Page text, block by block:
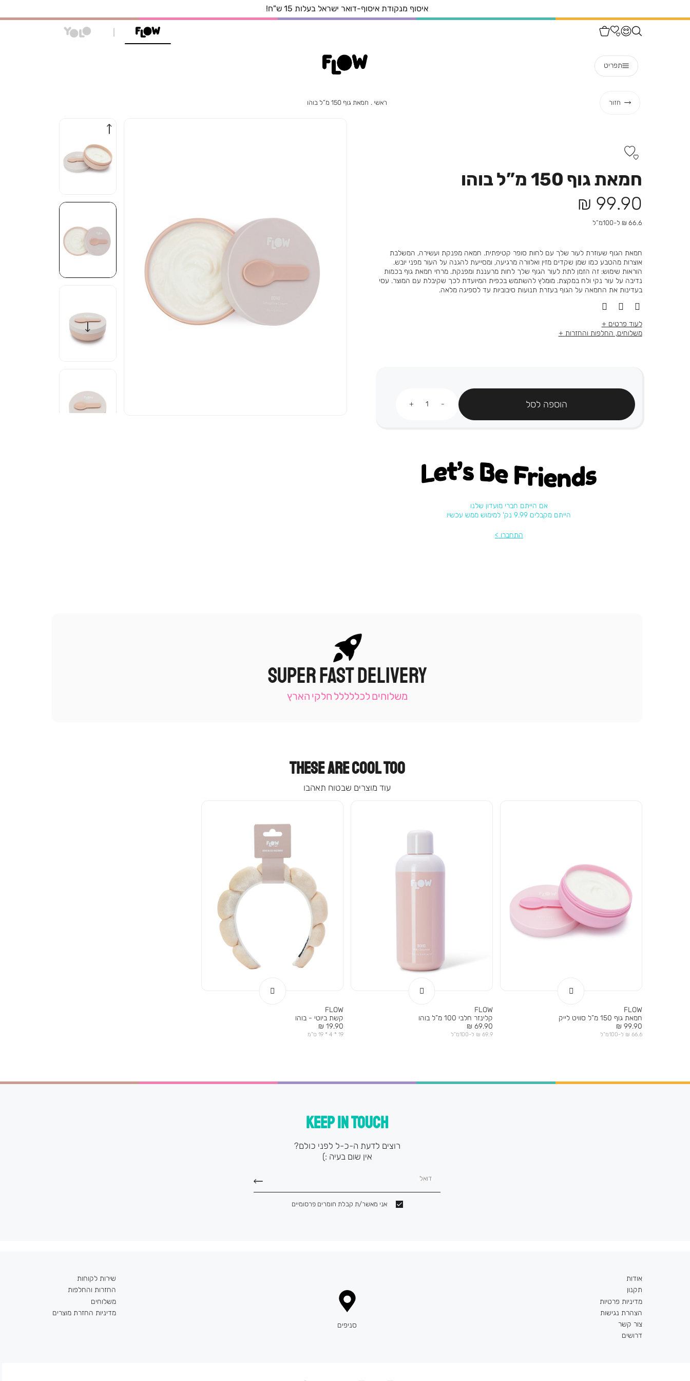
איסוף עצמי מהחנות הקרובה אליכם בחינם!
תפריט
חזור ראשי ראשי
חמאת גוף 150 מ”ל בוהו
חמאת
חמאת גוף 150 מ”ל בוהו
מחיר
מוצר
99.90 ₪
66.6 ₪ ל-100מ”ל
חמאת הגוף שעוזרת לעור שלך עם לחות סופר קטיפתית. חמאה מפנקת ועשירה, המשלבת
אוצרות מהטבע כמו שמן שקדים מזין ואלוורה מרגיעה, ומסייעת להגנה על העור מפני יובש.
הוראות שימוש: זה הזמן לתת לעור הגוף שלך לחות מרעננת ומפנקת. מרחי חמאת גוף בכמות
נדיבה על עור נקי ולח במקצת. מומלץ להשתמש בכפית המיועדת לכך שקיבלת עם המוצר. עסי
בעדינות את החמאה על הגוף בעזרת תנועות סיבוביות עד לספיגה מלאה.
לעוד פרטים
משלוחים, החלפות והחזרות
הוספה לסל
Let's be friends
אם הייתם חברי מועדון שלנו
הייתם מקבלים 9.99 נק' למימוש ממש עכשיו
התחברו
|
תומכי
-
SUPER FAST DELIVERY
משלוחים לכללללל חלקי הארץ
THESE ARE COOL TOO
עוד מוצרים שבטוח תאהבו
FLOW
חמאת גוף 150 מ”ל סוויט לייק
מחיר
מוצר
99.90 ₪
66.6 ₪ ל-100מ”ל
FLOW
קלינזר חלבי 100 מ”ל בוהו
מחיר
מוצר
69.90 ₪
69.9 ₪ ל-100מ”ל
FLOW
קשת ביוטי - בוהו
מחיר
מוצר
19.90 ₪
19 * 4 * 19 ס”מ
KEEP IN TOUCH
רוצים לדעת ה-כ-ל לפני כולם?
אין שום בעיה :)
דואל
אני מאשר/ת קבלת חומרים פרסומיים
אודות
תקנון
מדיניות פרטיות
הצהרת נגישות
צור קשר
דרושים
סניפים
שירות לקוחות
החזרות והחלפות
משלוחים
מדיניות החזרת מוצרים